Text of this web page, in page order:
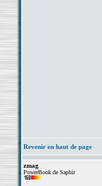
Revenir en haut de page
zmag
PowerBook de Saphir